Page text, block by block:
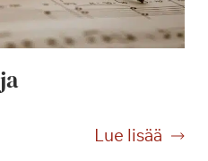
Lue lisää
I